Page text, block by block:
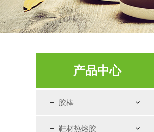
产品中心
胶棒
鞋材热熔胶